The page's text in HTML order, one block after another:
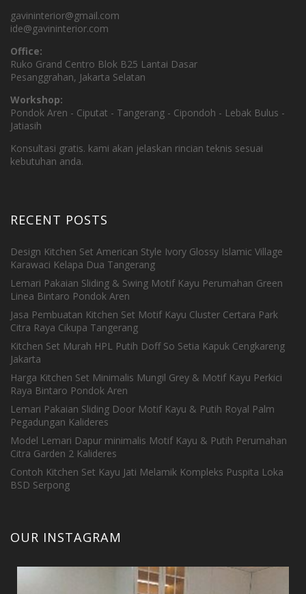
gavininterior@gmail.com
ide@gavininterior.com
Office:
Ruko Grand Centro Blok B25 Lantai Dasar
Pesanggrahan, Jakarta Selatan
Workshop:
Pondok Aren - Ciputat - Tangerang - Cipondoh - Lebak Bulus -
Jatiasih
Konsultasi gratis. kami akan jelaskan rincian teknis sesuai
kebutuhan anda.
RECENT POSTS
Design Kitchen Set American Style Ivory Glossy Islamic Village
Karawaci Kelapa Dua Tangerang
Lemari Pakaian Sliding & Swing Motif Kayu Perumahan Green
Linea Bintaro Pondok Aren
Jasa Pembuatan Kitchen Set Motif Kayu Cluster Certara Park
Citra Raya Cikupa Tangerang
Kitchen Set Murah HPL Putih Doff So Setia Kapuk Cengkareng
Jakarta
Harga Kitchen Set Minimalis Mungil Grey & Motif Kayu Perkici
Raya Bintaro Pondok Aren
Lemari Pakaian Sliding Door Motif Kayu & Putih Royal Palm
Pegadungan Kalideres
Model Lemari Dapur minimalis Motif Kayu & Putih Perumahan
Citra Garden 2 Kalideres
Contoh Kitchen Set Kayu Jati Melamik Kompleks Puspita Loka
BSD Serpong
OUR INSTAGRAM